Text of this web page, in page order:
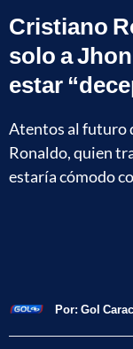
Cristiano
solo a
estar
Atentos al futuro
Ronaldo, quien
estaría cómodo
Por: Gol